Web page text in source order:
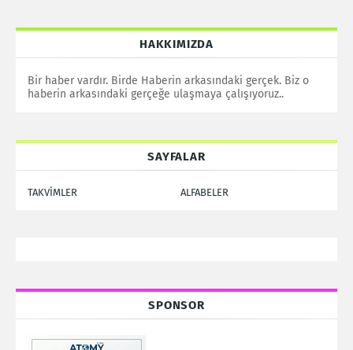
HAKKIMIZDA
Bir haber vardır. Birde Haberin arkasındaki gerçek. Biz o
haberin arkasındaki gerçeğe ulaşmaya çalışıyoruz..
SAYFALAR
TAKVİMLER ALFABELER
SPONSOR